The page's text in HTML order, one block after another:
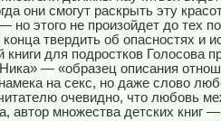
они смогут раскрыть эту
но этого не произойдет до тех
твердить об опасностях и
книги для подростков Голосова
— «образец описания
на секс, но даже слово
очевидно, что любовь
автор множества детских книг